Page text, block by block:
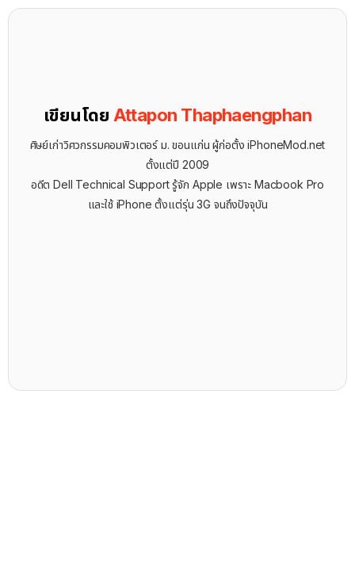
เขียนโดย Attapon Thaphaengphan
ศิษย์เก่าวิศวกรรมคอมพิวเตอร์ ม. ขอนแก่น ผู้ก่อตั้ง iPhoneMod.net
ตั้งแต่ปี 2009
อดีต Dell Technical Support รู้จัก ​Apple เพราะ Macbook Pro
และใช้ iPhone ตั้งแต่รุ่น 3G จนถึงปัจจุบัน